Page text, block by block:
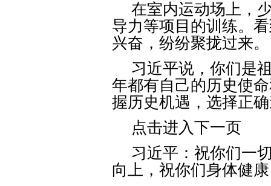
在室内运动场上，
导力等项目的训练。
兴奋，纷纷聚拢过来。
习近平说，你们是
年都有自己的历史使
握历史机遇，选择正
点击进入下一页
习近平：祝你们一
向上，祝你们身体健